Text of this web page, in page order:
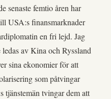
senaste femtio åren har
USA:s finansmarknader
en fri lejd. Jag
av Kina och Ryssland
sina ekonomier för att
som påtvingar
tjänstemän tvingar dem att